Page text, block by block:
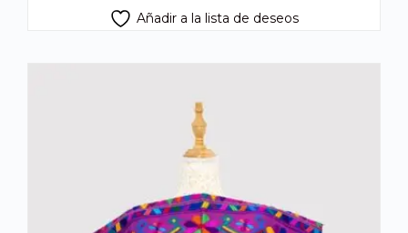
Añadir a la lista de deseos